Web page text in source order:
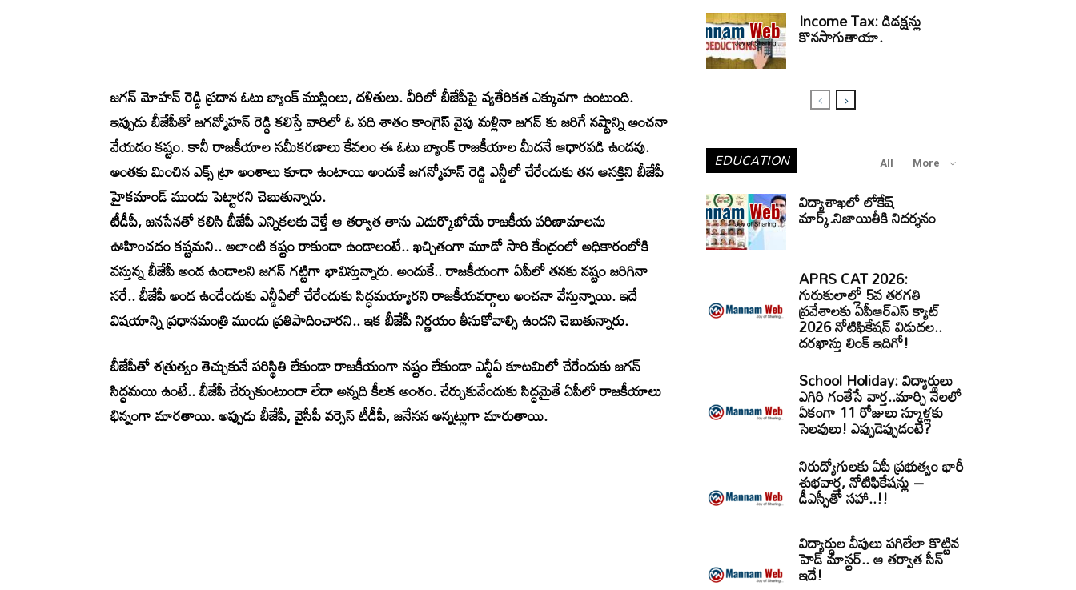
జగన్ మోహన్ రెడ్డి ప్రదాన ఓటు బ్యాంక్ ముస్లింలు, దళితులు. వీరిలో బీజేపీపై వ్యతేరికత ఎక్కువగా ఉంటుంది.
ఇప్పుడు బీజేపీతో జగన్మోహన్ రెడ్డి కలిస్తే వారిలో ఓ పది శాతం కాంగ్రెస్ వైపు మళ్లినా జగన్ కు జరిగే నష్టాన్ని అంచనా
వేయడం కష్టం. కానీ రాజకీయాల సమీకరణాలు కేవలం ఈ ఓటు బ్యాంక్ రాజకీయాల మీదనే ఆధారపడి ఉండవు.
అంతకు మించిన ఎక్స్ ట్రా అంశాలు కూడా ఉంటాయి అందుకే జగన్మోహన్ రెడ్డి ఎన్డీలో చేరేందుకు తన ఆసక్తిని బీజేపీ
హైకమాండ్ ముందు పెట్టారని చెబుతున్నారు.
టీడీపీ, జనసేనతో కలిసి బీజేపీ ఎన్నికలకు వెళ్తే ఆ తర్వాత తాను ఎదుర్కొబోయే రాజకీయ పరిణామాలను
ఊహించడం కష్టమని.. అలాంటి కష్టం రాకుండా ఉండాలంటే.. ఖచ్చితంగా మూడో సారి కేంద్రంలో అధికారంలోకి
వస్తున్న బీజేపీ అండ ఉండాలని జగన్ గట్టిగా భావిస్తున్నారు. అందుకే.. రాజకీయంగా ఏపీలో తనకు నష్టం జరిగినా
సరే.. బీజేపీ అండ ఉండేందుకు ఎన్డీఏలో చేరేందుకు సిద్ధమయ్యారని రాజకీయవర్గాలు అంచనా వేస్తున్నాయి. ఇదే
విషయాన్ని ప్రధానమంత్రి ముందు ప్రతిపాదించారని.. ఇక బీజేపీ నిర్ణయం తీసుకోవాల్సి ఉందని చెబుతున్నారు.
బీజేపీతో శత్రుత్వం తెచ్చుకునే పరిస్థితి లేకుండా రాజకీయంగా నష్టం లేకుండా ఎన్డీఏ కూటమిలో చేరేందుకు జగన్
సిద్ధమయి ఉంటే.. బీజేపీ చేర్చుకుంటుందా లేదా అన్నది కీలక అంశం. చేర్చుకునేందుకు సిద్ధమైతే ఏపీలో రాజకీయాలు
భిన్నంగా మారతాయి. అప్పుడు బీజేపీ, వైసీపీ వర్సెస్ టీడీపీ, జనేసన అన్నట్లుగా మారుతాయి.
Income Tax: డిడక్షన్లు
కొనసాగుతాయా.
EDUCATION All More
విద్యాశాఖలో లోకేష్
మార్క్.నిజాయితీకి నిదర్శనం
APRS CAT 2026:
గురుకులాల్లో 5వ తరగతి
ప్రవేశాలకు ఏపీఆర్‌ఎస్‌ క్యాట్‌
2026 నోటిఫికేషన్‌ విడుదల..
దరఖాస్తు లింక్‌ ఇదిగో!
School Holiday: విద్యార్థులు
ఎగిరి గంతేసే వార్త..మార్చి నెలలో
ఏకంగా 11 రోజులు స్కూళ్లకు
సెలవులు! ఎప్పుడెప్పుడంటే?
నిరుద్యోగులకు ఏపీ ప్రభుత్వం భారీ
శుభవార్త, నోటిఫికేషన్లు –
డీఎస్సీతో సహా..!!
విద్యార్ధుల వీపులు పగిలేలా కొట్టిన
హెడ్ మాస్టర్.. ఆ తర్వాత సీన్‌
ఇదే!